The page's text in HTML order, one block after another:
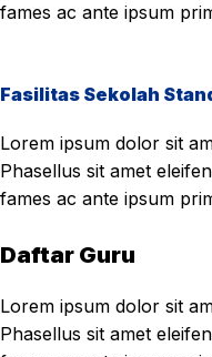
fames ac ante ipsum
Fasilitas Sekolah
Lorem ipsum dolor sit
Phasellus sit amet
fames ac ante ipsum
Daftar Guru
Lorem ipsum dolor sit
Phasellus sit amet